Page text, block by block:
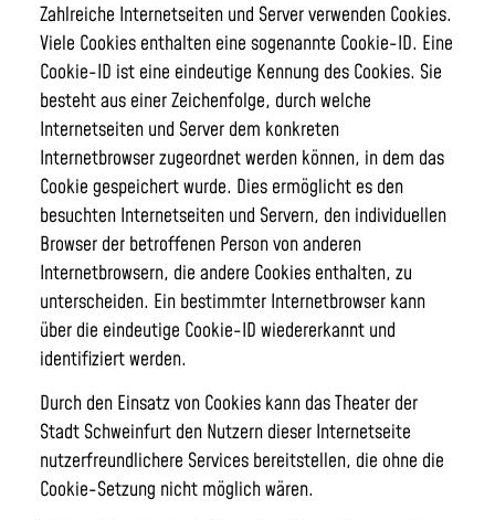
Zahlreiche Internetseiten und Server verwenden Cookies.
Viele Cookies enthalten eine sogenannte Cookie-ID. Eine
Cookie-ID ist eine eindeutige Kennung des Cookies. Sie
besteht aus einer Zeichenfolge, durch welche
Internetseiten und Server dem konkreten
Internetbrowser zugeordnet werden können, in dem das
Cookie gespeichert wurde. Dies ermöglicht es den
besuchten Internetseiten und Servern, den individuellen
Browser der betroffenen Person von anderen
Internetbrowsern, die andere Cookies enthalten, zu
unterscheiden. Ein bestimmter Internetbrowser kann
über die eindeutige Cookie-ID wiedererkannt und
identifiziert werden.
Durch den Einsatz von Cookies kann das Theater der
Stadt Schweinfurt den Nutzern dieser Internetseite
nutzerfreundlichere Services bereitstellen, die ohne die
Cookie-Setzung nicht möglich wären.